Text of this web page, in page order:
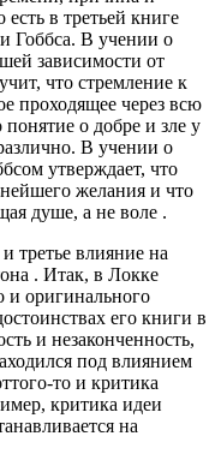
есть в третьей книге
Гоббса. В учении о
зависимости от
что стремление к
проходящее через всю
о добре и зле у
В учении о
утверждает, что
желания и что
душе, а не воле .
третье влияние на
. Итак, в Локке
и оригинального
его книги в
и незаконченность,
под влиянием
то и критика
критика идеи
на